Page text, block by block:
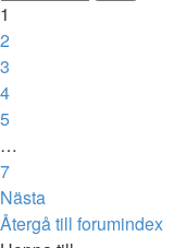
1
2
3
4
5
…
7
Nästa
Återgå till forumindex